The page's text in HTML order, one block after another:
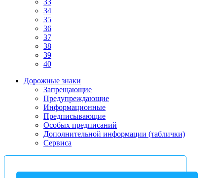
33
34
35
36
37
38
39
40
Дорожные знаки
Запрещающие
Предупреждающие
Информационные
Предписывающие
Особых предписаний
Дополнительной информации (таблички)
Сервиса